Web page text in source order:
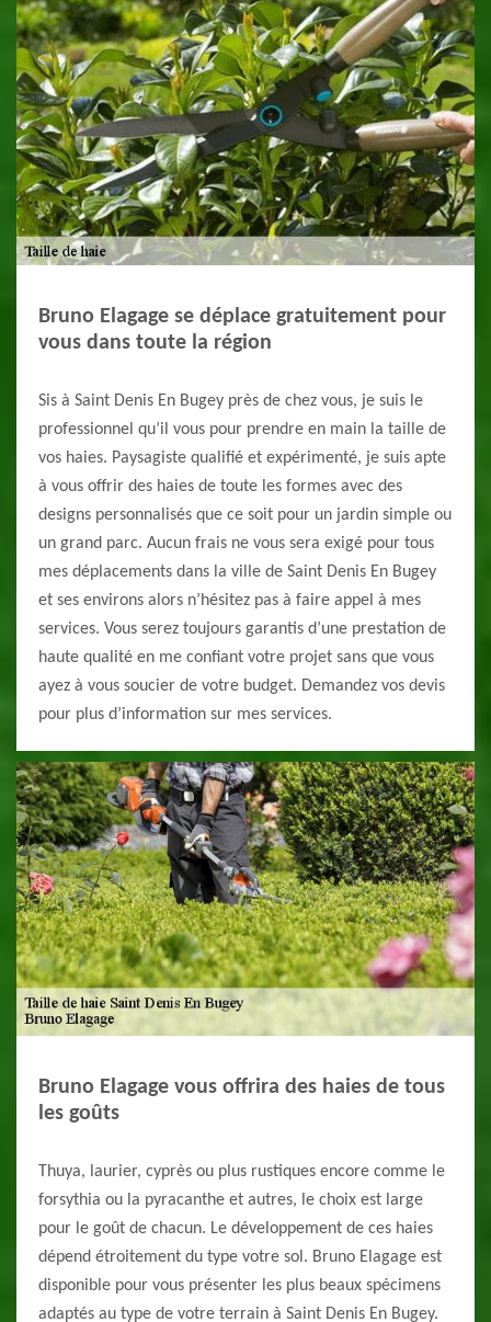
Bruno Elagage se déplace gratuitement pour
vous dans toute la région
Sis à Saint Denis En Bugey près de chez vous, je suis le
professionnel qu’il vous pour prendre en main la taille de
vos haies. Paysagiste qualifié et expérimenté, je suis apte
à vous offrir des haies de toute les formes avec des
designs personnalisés que ce soit pour un jardin simple ou
un grand parc. Aucun frais ne vous sera exigé pour tous
mes déplacements dans la ville de Saint Denis En Bugey
et ses environs alors n’hésitez pas à faire appel à mes
services. Vous serez toujours garantis d’une prestation de
haute qualité en me confiant votre projet sans que vous
ayez à vous soucier de votre budget. Demandez vos devis
pour plus d’information sur mes services.
Bruno Elagage vous offrira des haies de tous
les goûts
Thuya, laurier, cyprès ou plus rustiques encore comme le
forsythia ou la pyracanthe et autres, le choix est large
pour le goût de chacun. Le développement de ces haies
dépend étroitement du type votre sol. Bruno Elagage est
disponible pour vous présenter les plus beaux spécimens
adaptés au type de votre terrain à Saint Denis En Bugey.